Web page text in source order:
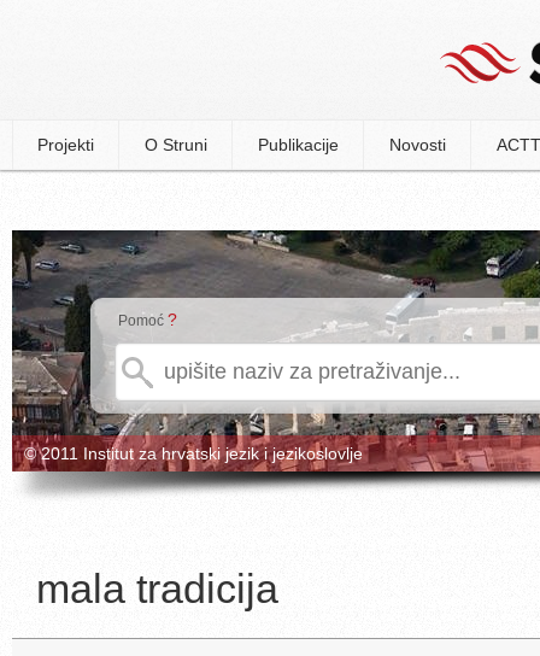
Projekti O Struni Publikacije Novosti
Pomoć ?
© 2011 Institut za hrvatski jezik i jezikoslovlje
mala tradicija